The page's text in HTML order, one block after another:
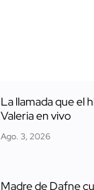
La llamada que el
Valeria en vivo
Ago. 3, 2026
Madre de Dafne